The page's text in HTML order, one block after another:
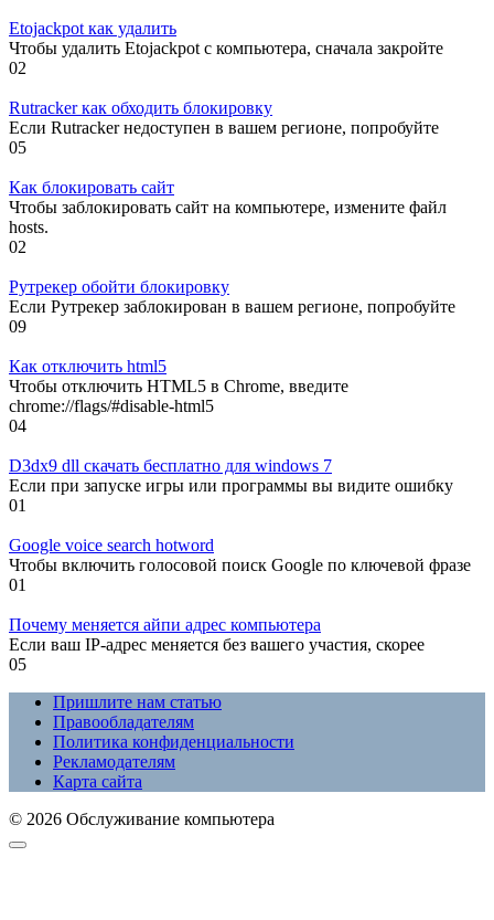
Etojackpot как удалить
Чтобы удалить Etojackpot с компьютера, сначала закройте
02
Rutracker как обходить блокировку
Если Rutracker недоступен в вашем регионе, попробуйте
05
Как блокировать сайт
Чтобы заблокировать сайт на компьютере, измените файл
hosts.
02
Рутрекер обойти блокировку
Если Рутрекер заблокирован в вашем регионе, попробуйте
09
Как отключить html5
Чтобы отключить HTML5 в Chrome, введите
chrome://flags/#disable-html5
04
D3dx9 dll скачать бесплатно для windows 7
Если при запуске игры или программы вы видите ошибку
01
Google voice search hotword
Чтобы включить голосовой поиск Google по ключевой фразе
01
Почему меняется айпи адрес компьютера
Если ваш IP-адрес меняется без вашего участия, скорее
05
Пришлите нам статью
Правообладателям
Политика конфиденциальности
Рекламодателям
Карта сайта
© 2026 Обслуживание компьютера